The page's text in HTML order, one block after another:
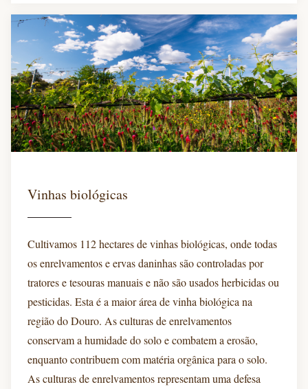
Vinhas biológicas
Cultivamos 112 hectares de vinhas biológicas, onde todas
os enrelvamentos e ervas daninhas são controladas por
tratores e tesouras manuais e não são usados herbicidas ou
pesticidas. Esta é a maior área de vinha biológica na
região do Douro. As culturas de enrelvamentos
conservam a humidade do solo e combatem a erosão,
enquanto contribuem com matéria orgânica para o solo.
As culturas de enrelvamentos representam uma defesa